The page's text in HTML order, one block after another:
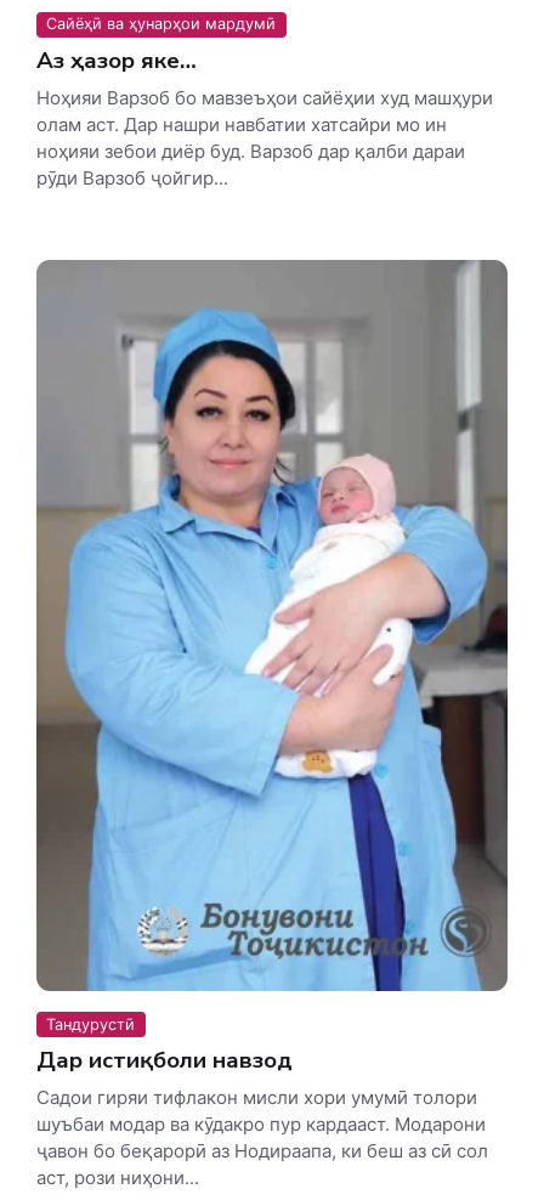
Сайёҳӣ ва ҳунарҳои мардумӣ
Аз ҳазор яке…
Ноҳияи Варзоб бо мавзеъҳои сайёҳии худ машҳури
олам аст. Дар нашри навбатии хатсайри мо ин
ноҳияи зебои диёр буд. Варзоб дар қалби дараи
рӯди Варзоб ҷойгир...
Тандурустӣ
Дар истиқболи навзод
Садои гиряи тифлакон мисли хори умумӣ толори
шуъбаи модар ва кӯдакро пур кардааст. Модарони
ҷавон бо беқарорӣ аз Нодираапа, ки беш аз сӣ сол
аст, рози ниҳони...